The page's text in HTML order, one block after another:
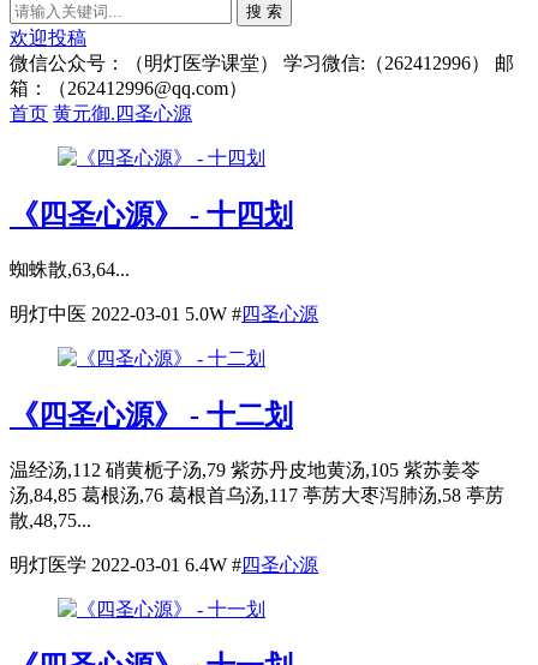
搜 索
欢迎投稿
微信公众号：（明灯医学课堂） 学习微信:（262412996） 邮
箱：（262412996@qq.com）
首页 黄元御.四圣心源
《四圣心源》 - 十四划
蜘蛛散,63,64...
明灯中医 2022-03-01 5.0W #四圣心源
《四圣心源》 - 十二划
温经汤,112 硝黄栀子汤,79 紫苏丹皮地黄汤,105 紫苏姜苓
汤,84,85 葛根汤,76 葛根首乌汤,117 葶苈大枣泻肺汤,58 葶苈
散,48,75...
明灯医学 2022-03-01 6.4W #四圣心源